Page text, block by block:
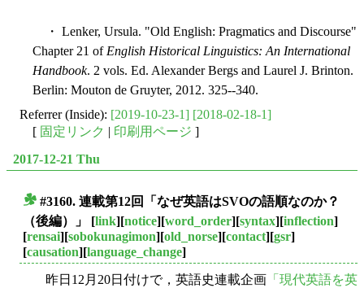
・ Lenker, Ursula. "Old English: Pragmatics and Discourse"
Chapter 21 of English Historical Linguistics: An International
Handbook. 2 vols. Ed. Alexander Bergs and Laurel J. Brinton.
Berlin: Mouton de Gruyter, 2012. 325--340.
Referrer (Inside): [2019-10-23-1] [2018-02-18-1]
[ 固定リンク | 印刷用ページ ]
2017-12-21 Thu
#3160. 連載第12回「なぜ英語はSVOの語順なのか？
（後編）」
[link][notice][word_order][syntax][inflection]
[rensai][sobokunagimon][old_norse][contact][gsr]
[causation][language_change]
昨日12月20日付けで，英語史連載企画 「現代英語を英